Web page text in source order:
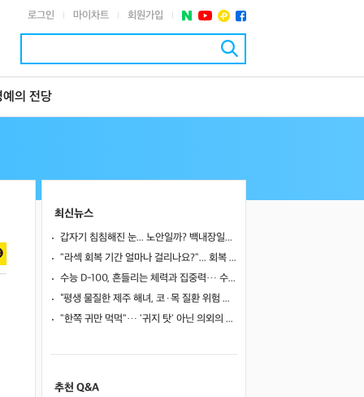
로그인 마이차트 회원가입
예의 전당
최신뉴스
갑자기 침침해진 눈... 노안일까? 백내장일까?
"라섹 회복 기간 얼마나 걸리나요?"... 회복 과정과 일상 복귀 시점
수능 D-100, 흔들리는 체력과 집중력… 수험생 영양 관리 어떻게 할까
“평생 물질한 제주 해녀, 코·목 질환 위험 높았다”… 10년 추적 연구 결과
"한쪽 귀만 먹먹"… '귀지 탓' 아닌 의외의 원인 4가지
추천 Q&A